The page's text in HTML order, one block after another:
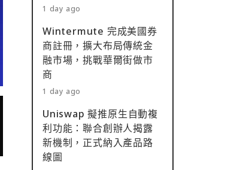
1 day ago
Wintermute 完成美國券
商註冊，擴大布局傳統金
融市場，挑戰華爾街做市
商
1 day ago
Uniswap 擬推原生自動複
利功能：聯合創辦人揭露
新機制，正式納入產品路
線圖